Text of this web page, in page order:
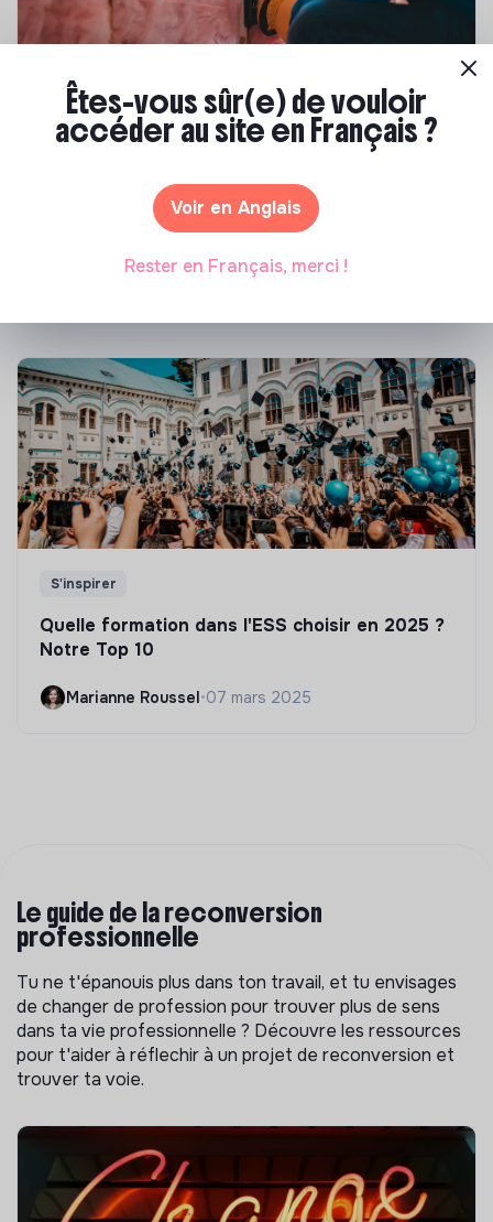
Top 8 des formations en rénovation
énergétique des bâtiments
Marianne Roussel • 21 janvier 2025
S'inspirer
Quelle formation dans l'ESS choisir en 2025 ?
Notre Top 10
Marianne Roussel•07 mars 2025
Le guide de la reconversion
professionnelle
Tu ne t'épanouis plus dans ton travail, et tu envisages
de changer de profession pour trouver plus de sens
dans ta vie professionnelle ? Découvre les ressources
pour t'aider à réflechir à un projet de reconversion et
trouver ta voie.
Êtes-vous sûr(e) de vouloir
accéder au site en Français ?
Voir en Anglais
Rester en Français, merci !